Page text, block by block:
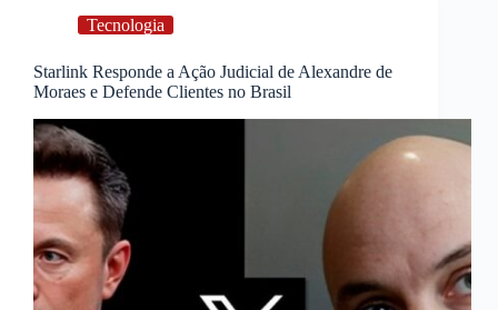
Tecnologia
Starlink Responde a Ação Judicial de Alexandre de
Moraes e Defende Clientes no Brasil